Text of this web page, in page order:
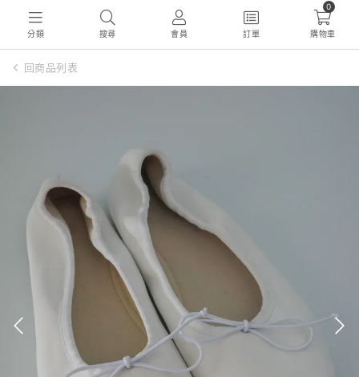
分類 搜尋 會員 訂單
0
購物車
回商品列表